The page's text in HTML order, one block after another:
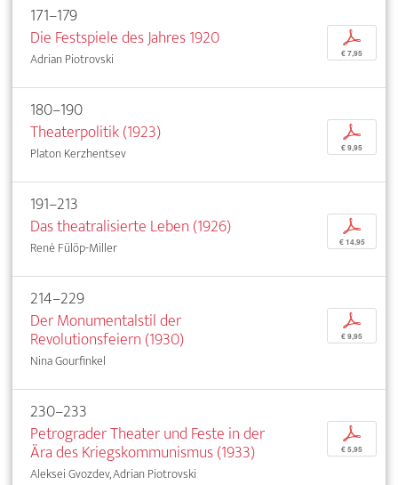
171–179
Die Festspiele des Jahres 1920
Adrian Piotrovski
p
€ 7,95
180–190
Theaterpolitik (1923)
Platon Kerzhentsev
p
€ 9,95
191–213
Das theatralisierte Leben (1926)
René Fülöp-Miller
p
€ 14,95
214–229
Der Monumentalstil der
Revolutionsfeiern (1930)
Nina Gourfinkel
p
€ 9,95
230–233
Petrograder Theater und Feste in der
Ära des Kriegskommunismus (1933)
Aleksei Gvozdev, Adrian Piotrovski
p
€ 5,95